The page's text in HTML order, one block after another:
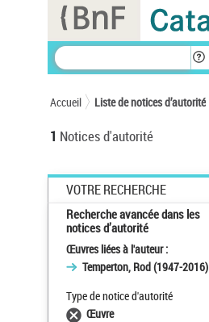
Accueil Liste de notices d’autorité
1 Notices d'autorité
VOTRE RECHERCHE
Recherche avancée dans les
notices d’autorité
Œuvres liées à l'auteur :
Temperton, Rod (1947-2016)
Type de notice d'autorité
Œuvre
Panneau de gestion des cookies